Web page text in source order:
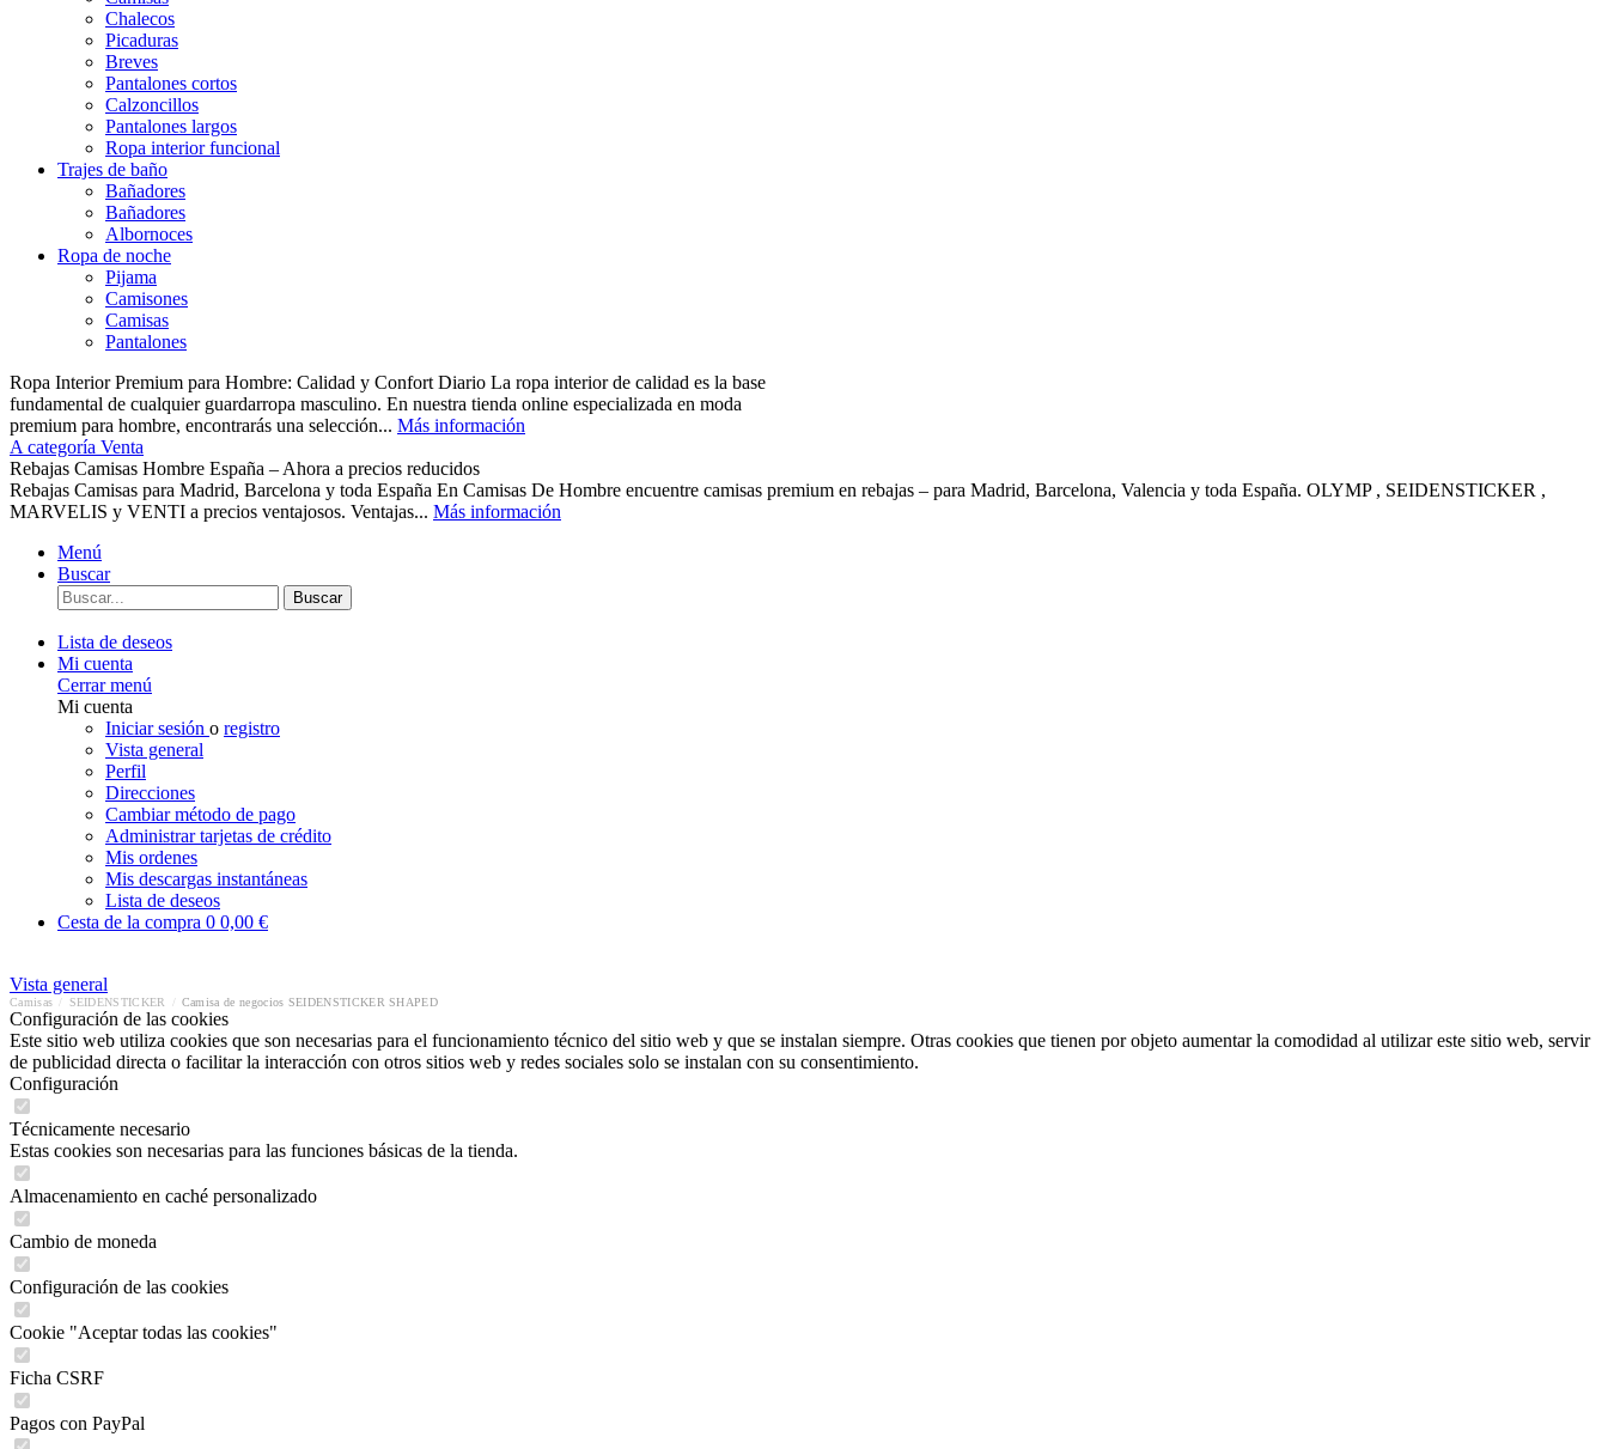
Chalecos
Picaduras
Breves
Pantalones cortos
Calzoncillos
Pantalones largos
Ropa interior funcional
Trajes de baño
Bañadores
Bañadores
Albornoces
Ropa de noche
Pijama
Camisones
Camisas
Pantalones
Ropa Interior Premium para Hombre: Calidad y Confort Diario La ropa interior de calidad es la base
fundamental de cualquier guardarropa masculino. En nuestra tienda online especializada en moda
premium para hombre, encontrarás una selección... Más información
A categoría Venta
Rebajas Camisas Hombre España – Ahora a precios reducidos
Rebajas Camisas para Madrid, Barcelona y toda España En Camisas De Hombre encuentre camisas premium en rebajas – para Madrid, Barcelona, Valencia y toda España. OLYMP , SEIDENSTICKER ,
MARVELIS y VENTI a precios ventajosos. Ventajas... Más información
Menú
Buscar
Buscar
Lista de deseos
Mi cuenta
Cerrar menú
Mi cuenta
Iniciar sesión o registro
Vista general
Perfil
Direcciones
Cambiar método de pago
Administrar tarjetas de crédito
Mis ordenes
Mis descargas instantáneas
Lista de deseos
Cesta de la compra 0 0,00 €
Vista general
Camisas SEIDENSTICKER Camisa de negocios SEIDENSTICKER SHAPED
Configuración de las cookies
Este sitio web utiliza cookies que son necesarias para el funcionamiento técnico del sitio web y que se instalan siempre. Otras cookies que tienen por objeto aumentar la comodidad al utilizar este sitio web, servir
de publicidad directa o facilitar la interacción con otros sitios web y redes sociales solo se instalan con su consentimiento.
Configuración
Técnicamente necesario
Estas cookies son necesarias para las funciones básicas de la tienda.
Almacenamiento en caché personalizado
Cambio de moneda
Configuración de las cookies
Cookie "Aceptar todas las cookies"
Ficha CSRF
Pagos con PayPal